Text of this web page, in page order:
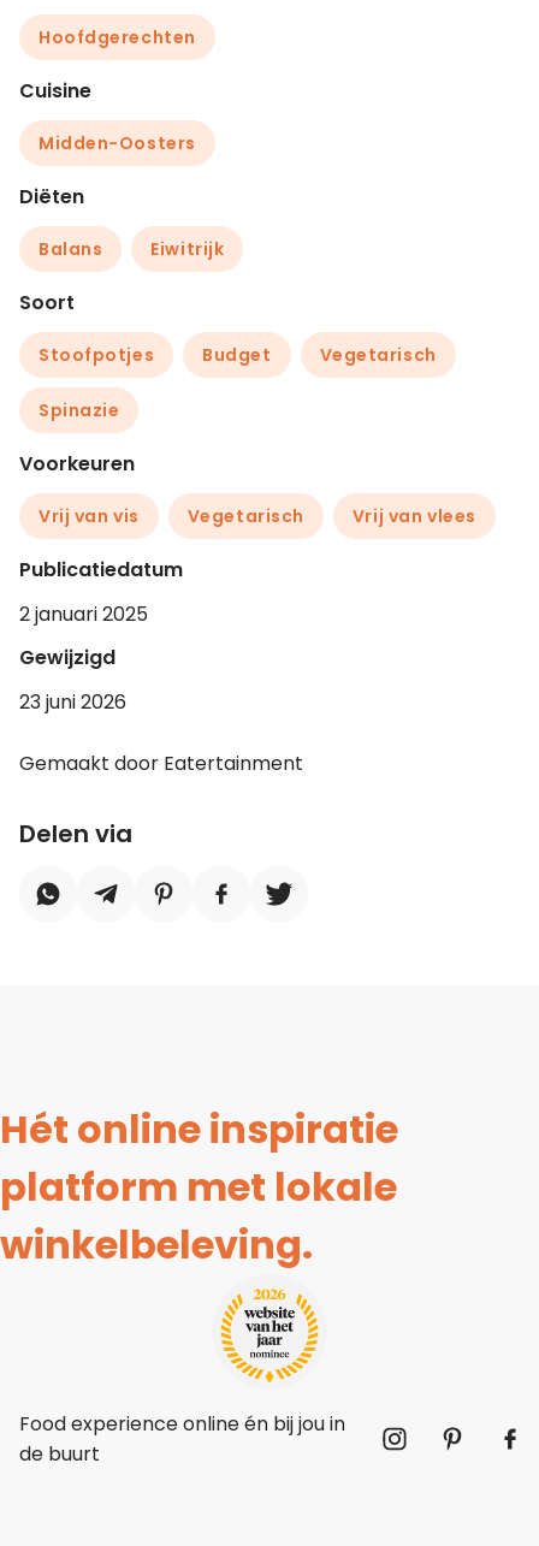
Hoofdgerechten
Cuisine
Midden-Oosters
Diëten
Balans Eiwitrijk
Soort
Stoofpotjes Budget Vegetarisch
Spinazie
Voorkeuren
Vrij van vis Vegetarisch Vrij van vlees
Publicatiedatum
2 januari 2025
Gewijzigd
23 juni 2026
Gemaakt door Eatertainment
Delen via
Hét online inspiratie
platform met lokale
winkelbeleving.
Food experience online én bij jou in
de buurt